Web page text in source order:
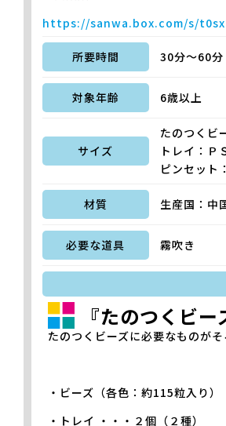
https://sanwa.box.com/s/
所要時間 30分～60分
対象年齢 6歳以上
サイズ
たのつく
トレイ：
ピンセッ
材質 生産国：中
必要な道具 霧吹き
『たのつくビ
たのつくビーズに必要なものが
・ビーズ（各色：約115粒入り）
・トレイ ・・・２個（２種）